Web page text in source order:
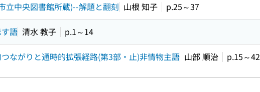
立中央図書館所蔵)--解題と翻刻 山根 知子 p.25～37
語 清水 教子 p.1～14
ながりと通時的拡張経路(第3部・止)非情物主語 山部 順治 p.15～42